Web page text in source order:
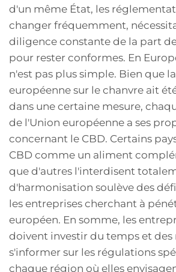
d'un même État, les
changer fréquemment,
diligence constante de la part
pour rester conformes. En
n'est pas plus simple. Bien que
européenne sur le chanvre ait
dans une certaine mesure,
de l'Union européenne a ses
concernant le CBD. Certains
CBD comme un aliment
que d'autres l'interdisent
d'harmonisation soulève des
les entreprises cherchant à
européen. En somme, les
doivent investir du temps et des
s'informer sur les régulations
chaque région où elles